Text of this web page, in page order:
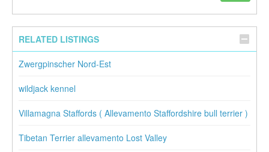
RELATED LISTINGS
Zwergpinscher Nord-Est
wildjack kennel
Villamagna Staffords ( Allevamento Staffordshire bull terrier )
Tibetan Terrier allevamento Lost Valley